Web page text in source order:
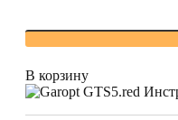
В корзину